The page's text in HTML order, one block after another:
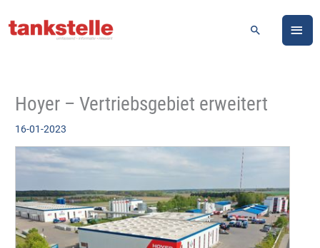
Inhalt
Suchen
Hoyer – Vertriebsgebiet erweitert
16-01-2023